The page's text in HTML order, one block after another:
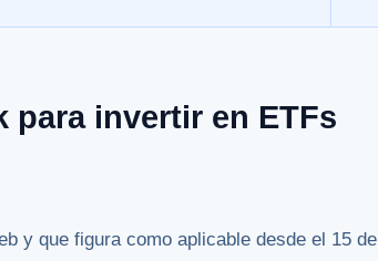
para invertir en ETFs
y que figura como aplicable desde el 15 de